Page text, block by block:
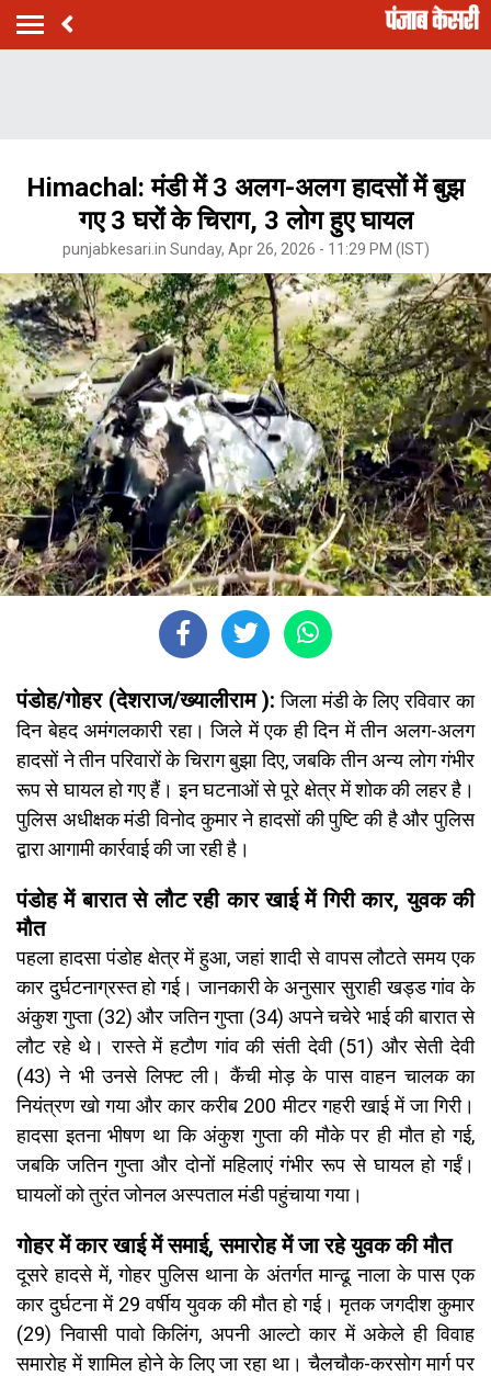
Himachal: मंडी में 3 अलग-अलग हादसों में बुझ
गए 3 घरों के चिराग, 3 लोग हुए घायल
punjabkesari.in Sunday, Apr 26, 2026 - 11:29 PM (IST)
पंडोह/गोहर (देशराज/ख्यालीराम ): जिला मंडी के लिए रविवार का
दिन बेहद अमंगलकारी रहा। जिले में एक ही दिन में तीन अलग-अलग
हादसों ने तीन परिवारों के चिराग बुझा दिए, जबकि तीन अन्य लोग गंभीर
रूप से घायल हो गए हैं। इन घटनाओं से पूरे क्षेत्र में शोक की लहर है।
पुलिस अधीक्षक मंडी विनोद कुमार ने हादसों की पुष्टि की है और पुलिस
द्वारा आगामी कार्रवाई की जा रही है।
पंडोह में बारात से लौट रही कार खाई में गिरी कार, युवक की
मौत
पहला हादसा पंडोह क्षेत्र में हुआ, जहां शादी से वापस लौटते समय एक
कार दुर्घटनाग्रस्त हो गई। जानकारी के अनुसार सुराही खड्ड गांव के
अंकुश गुप्ता (32) और जतिन गुप्ता (34) अपने चचेरे भाई की बारात से
लौट रहे थे। रास्ते में हटौण गांव की संती देवी (51) और सेती देवी
(43) ने भी उनसे लिफ्ट ली। कैंची मोड़ के पास वाहन चालक का
नियंत्रण खो गया और कार करीब 200 मीटर गहरी खाई में जा गिरी।
हादसा इतना भीषण था कि अंकुश गुप्ता की मौके पर ही मौत हो गई,
जबकि जतिन गुप्ता और दोनों महिलाएं गंभीर रूप से घायल हो गईं।
घायलों को तुरंत जोनल अस्पताल मंडी पहुंचाया गया।
गोहर में कार खाई में समाई, समारोह में जा रहे युवक की मौत
दूसरे हादसे में, गोहर पुलिस थाना के अंतर्गत मान्ढू नाला के पास एक
कार दुर्घटना में 29 वर्षीय युवक की मौत हो गई। मृतक जगदीश कुमार
(29) निवासी पावो किलिंग, अपनी आल्टो कार में अकेले ही विवाह
समारोह में शामिल होने के लिए जा रहा था। चैलचौक-करसोग मार्ग पर